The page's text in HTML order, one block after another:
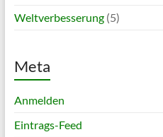
Weltverbesserung(5)
Meta
Anmelden
Eintrags-Feed